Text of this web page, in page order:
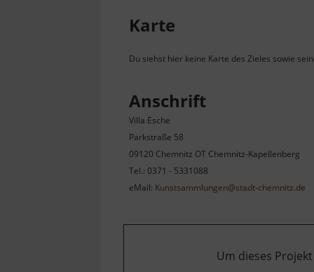
Karte
Du siehst hier keine Karte des Zieles sowie
Anschrift
Villa Esche
Parkstraße 58
09120 Chemnitz OT Chemnitz-Kapellenberg
Tel.: 0371 - 5331088
eMail: Kunstsammlungen@stadt-chemnitz.de
Um dieses